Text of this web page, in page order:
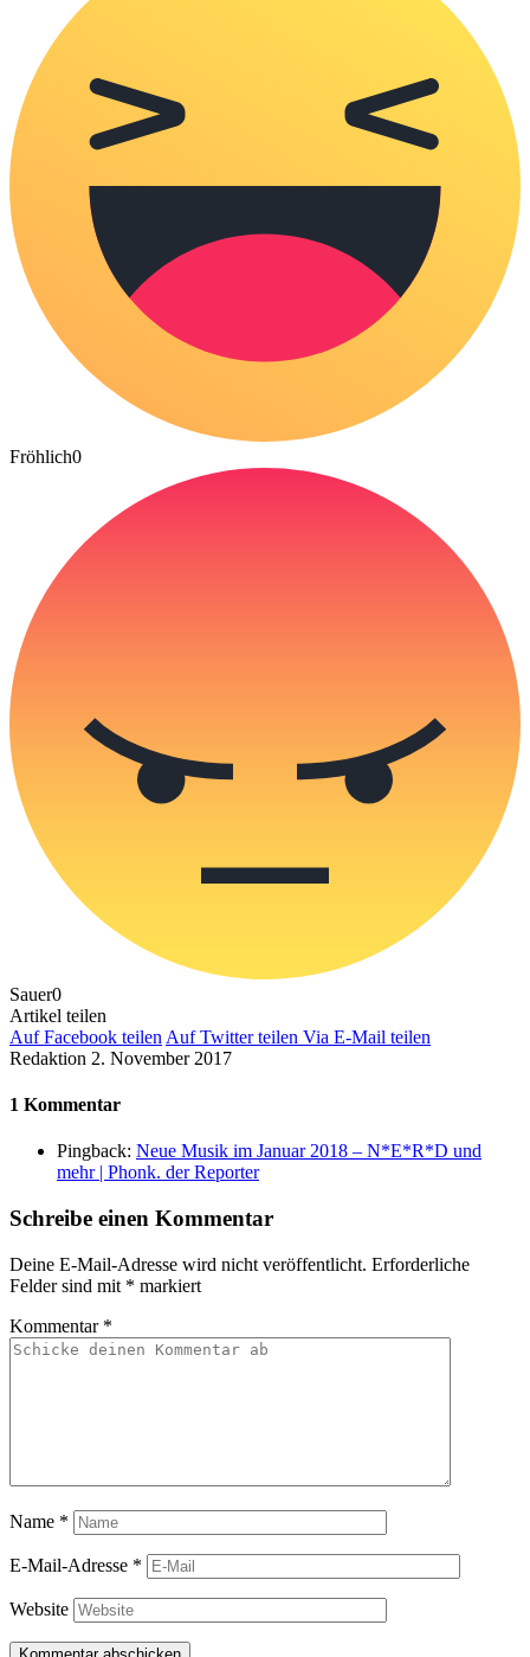
Fröhlich0
Sauer0
Artikel teilen
Auf Facebook teilen Auf Twitter teilen Via E-Mail teilen
Redaktion 2. November 2017
1 Kommentar
Pingback: Neue Musik im Januar 2018 – N*E*R*D und
mehr | Phonk. der Reporter
Schreibe einen Kommentar
Deine E-Mail-Adresse wird nicht veröffentlicht. Erforderliche
Felder sind mit * markiert
Kommentar *
Name *
E-Mail-Adresse *
Website